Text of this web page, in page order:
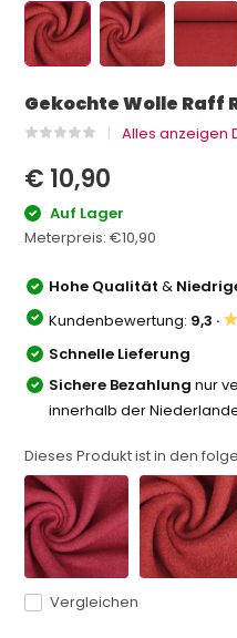
Gekochte Wolle Raff
Alles anzeigen
€ 10,90
Auf Lager
Meterpreis:€10,90
Hohe Qualität&
Kundenbewertung: 9,3 ·
Schnelle Lieferung
Sichere Bezahlung nur
innerhalb der
Dieses Produkt ist in den
Vergleichen